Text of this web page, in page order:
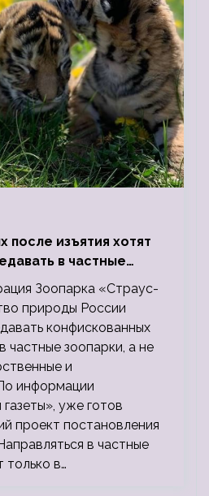
после изъятия хотят
в частные
Зоопарка «Страус-
природы России
конфискованных
частные зоопарки, а не
и
информации
уже готов
проект постановления
в частные
только в…